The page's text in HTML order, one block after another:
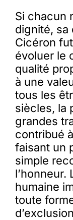
Si chacun
dignité, sa
Cicéron
évoluer le
qualité
à une
tous les
siècles, la
grandes
contribué
faisant un
simple
l’honneur.
humaine
toute